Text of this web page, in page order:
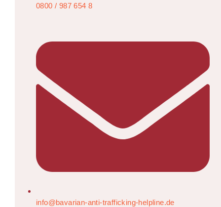
0800 / 987 654 8
info@bavarian-anti-trafficking-helpline.de